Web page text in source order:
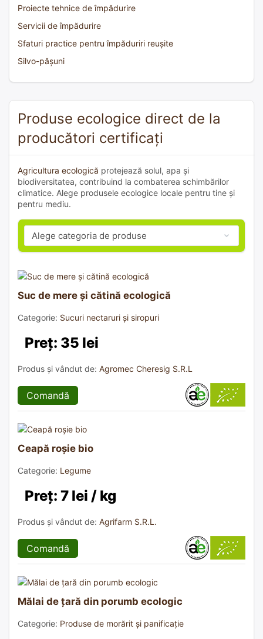
Proiecte tehnice de împădurire
Servicii de împădurire
Sfaturi practice pentru împăduriri reușite
Silvo-pășuni
Produse ecologice direct de la
producători certificați
Agricultura ecologică protejează solul, apa și
biodiversitatea, contribuind la combaterea schimbărilor
climatice. Alege produsele ecologice locale pentru tine și
pentru mediu.
Suc de mere și cătină ecologică
Categorie: Sucuri nectaruri și siropuri
Preț: 35 lei
Produs și vândut de: Agromec Cheresig S.R.L
Comandă
Ceapă roșie bio
Categorie: Legume
Preț: 7 lei / kg
Produs și vândut de: Agrifarm S.R.L.
Comandă
Mălai de țară din porumb ecologic
Categorie: Produse de morărit și panificație